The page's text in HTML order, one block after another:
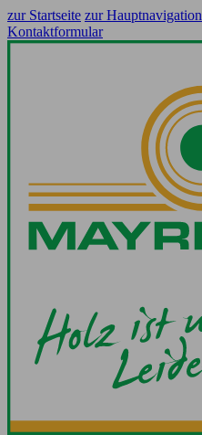
zur Startseite zur Hauptnavigation
Kontaktformular